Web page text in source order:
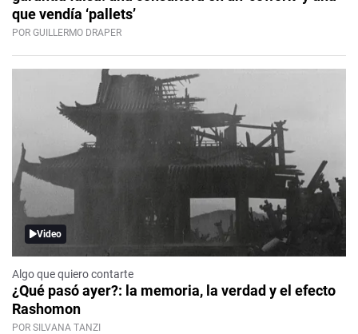
que vendía ‘pallets’
POR GUILLERMO DRAPER
Video
Algo que quiero contarte
¿Qué pasó ayer?: la memoria, la verdad y el efecto
Rashomon
POR SILVANA TANZI